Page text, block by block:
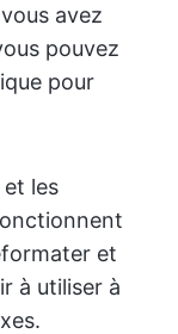
avez
pouvez
pour
les
et
à utiliser à